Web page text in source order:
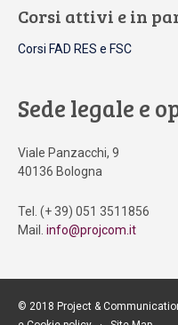
Corsi attivi e in
Corsi FAD RES e FSC
Sede legale e
Viale Panzacchi, 9
40136 Bologna
Tel. (+ 39) 051 3511856
Mail. info@projcom.it
© 2018 Project &